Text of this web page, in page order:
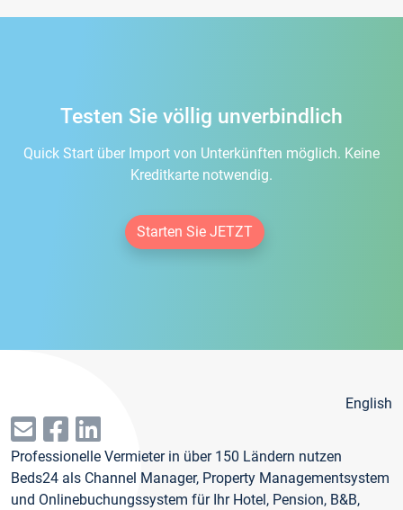
Testen Sie völlig unverbindlich
Quick Start über Import von Unterkünften möglich. Keine
Kreditkarte notwendig.
Starten Sie JETZT
English
Professionelle Vermieter in über 150 Ländern nutzen
Beds24 als Channel Manager, Property Managementsystem
und Onlinebuchungssystem für Ihr Hotel, Pension, B&B,